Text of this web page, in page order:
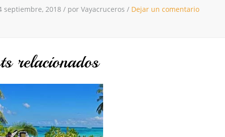
septiembre, 2018 / por Vayacruceros / Dejar un comentario
relacionados